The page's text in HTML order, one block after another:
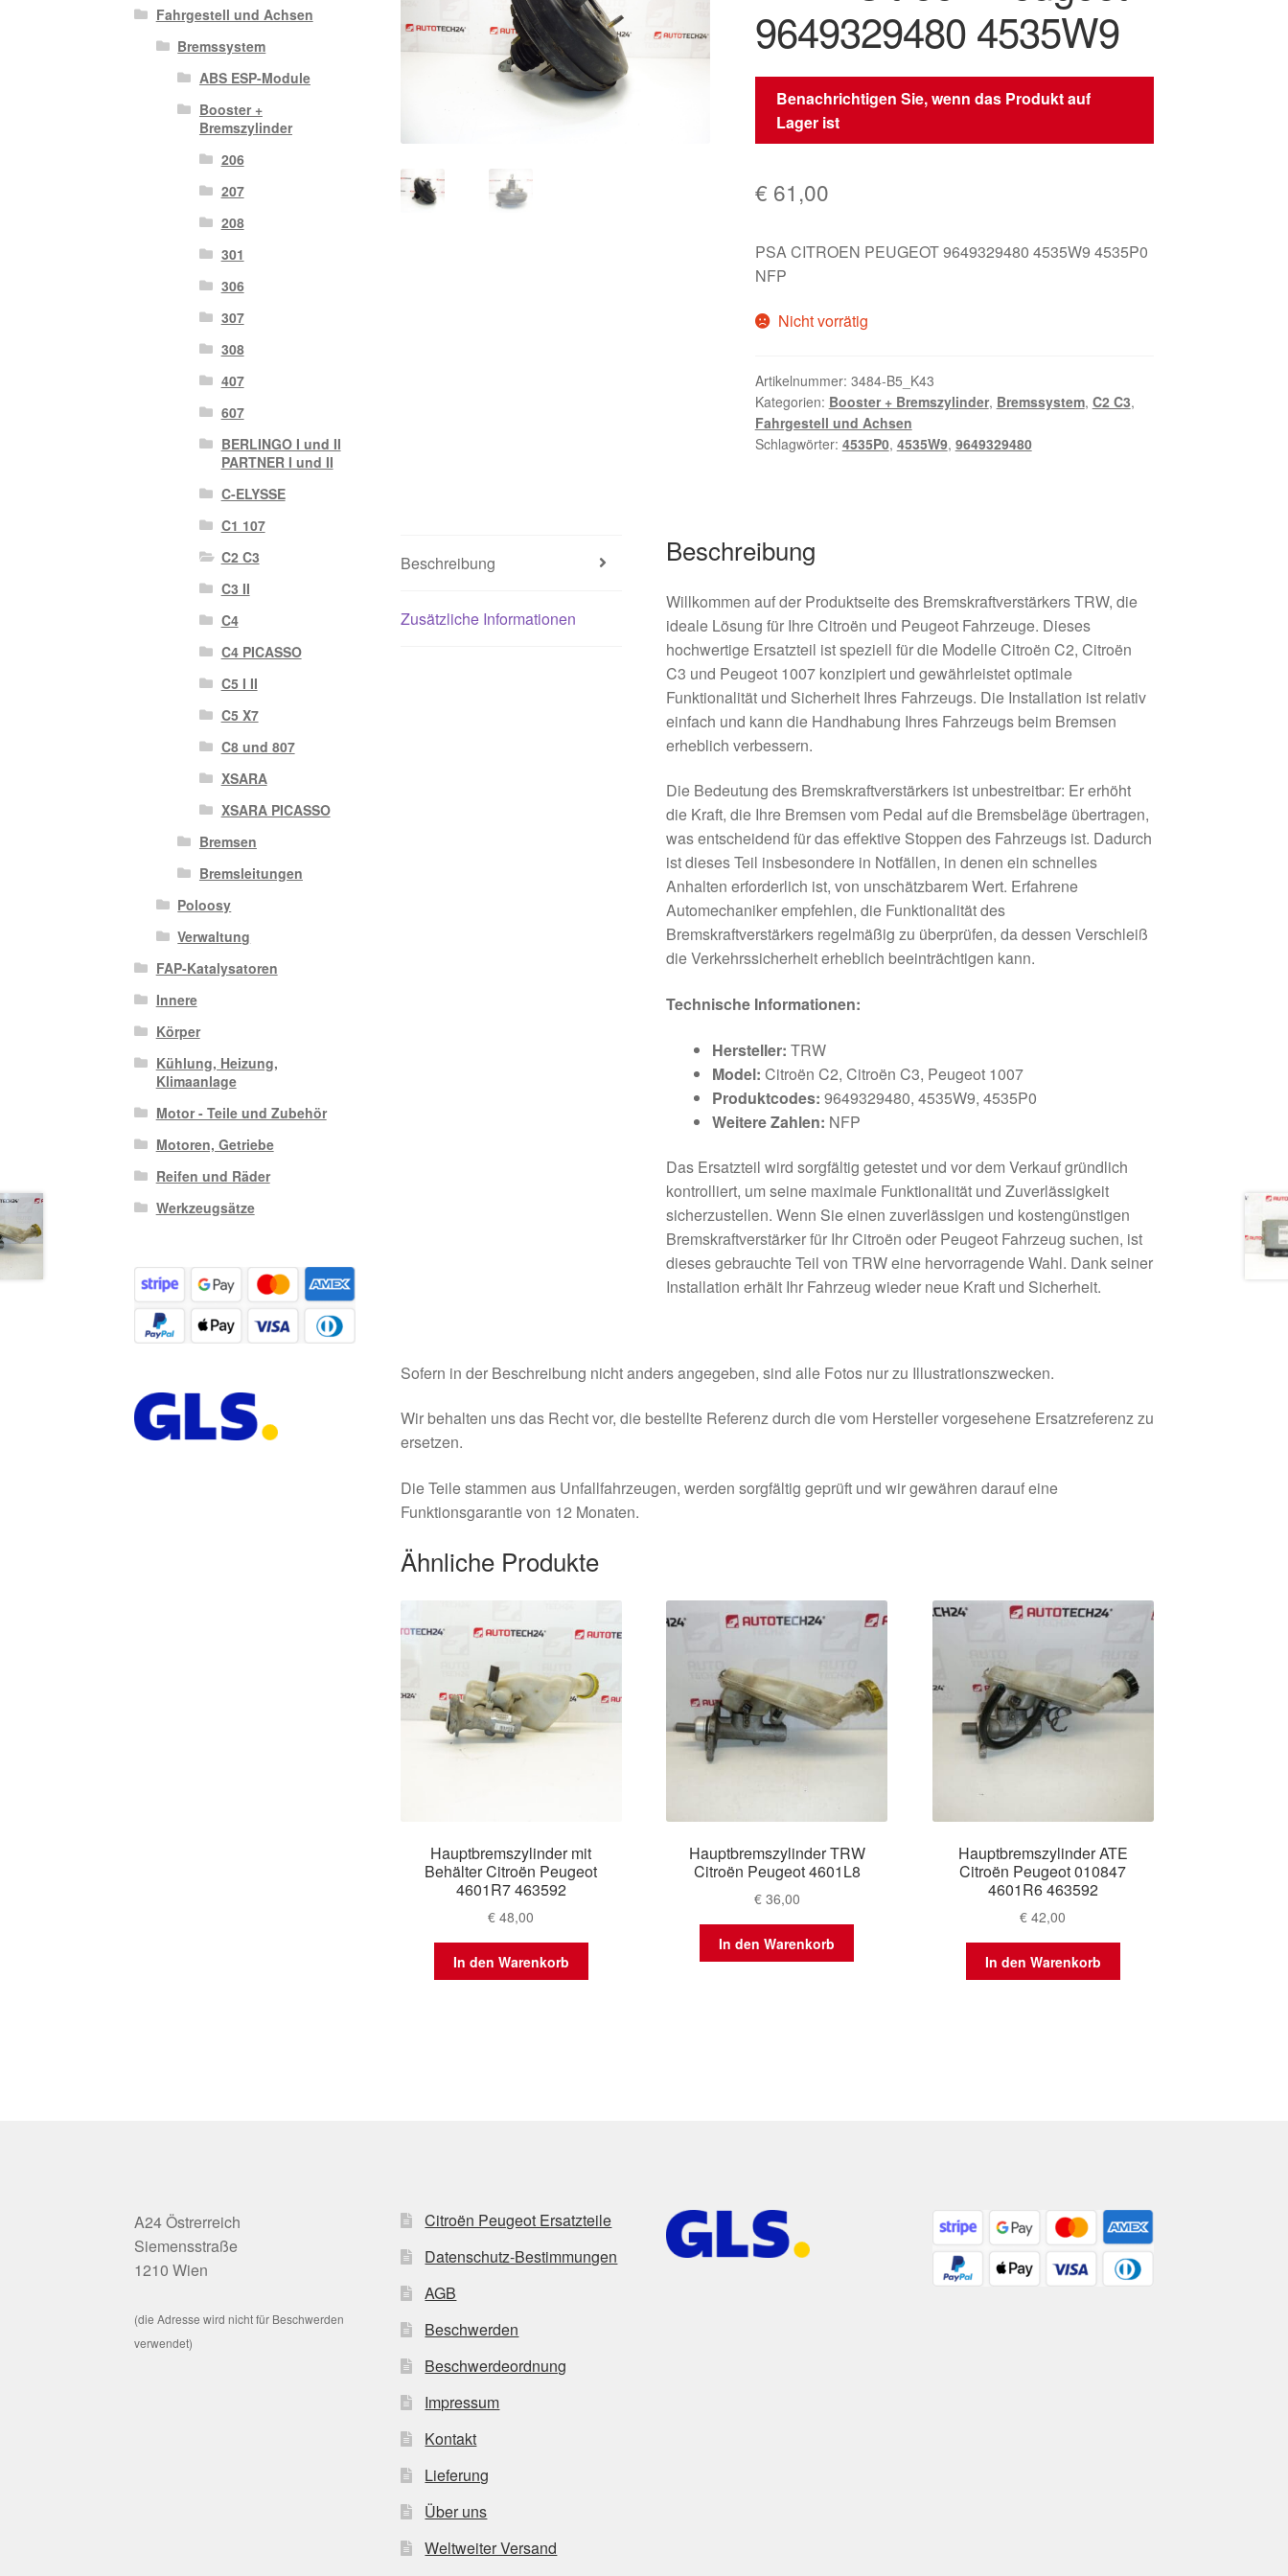
9649329480 4535W9
Benachrichtigen Sie, wenn das Produkt auf
Lager ist
€ 61,00
PSA CITROEN PEUGEOT 9649329480 4535W9 4535P0
NFP
Nicht vorrätig
Artikelnummer: 3484-B5_K43
Kategorien: Booster + Bremszylinder, Bremssystem, C2 C3,
Fahrgestell und Achsen
Schlagwörter: 4535P0, 4535W9, 9649329480
Beschreibung
Zusätzliche Informationen
Beschreibung
Willkommen auf der Produktseite des Bremskraftverstärkers TRW, die
ideale Lösung für Ihre Citroën und Peugeot Fahrzeuge. Dieses
hochwertige Ersatzteil ist speziell für die Modelle Citroën C2, Citroën
C3 und Peugeot 1007 konzipiert und gewährleistet optimale
Funktionalität und Sicherheit Ihres Fahrzeugs. Die Installation ist relativ
einfach und kann die Handhabung Ihres Fahrzeugs beim Bremsen
erheblich verbessern.
Die Bedeutung des Bremskraftverstärkers ist unbestreitbar: Er erhöht
die Kraft, die Ihre Bremsen vom Pedal auf die Bremsbeläge übertragen,
was entscheidend für das effektive Stoppen des Fahrzeugs ist. Dadurch
ist dieses Teil insbesondere in Notfällen, in denen ein schnelles
Anhalten erforderlich ist, von unschätzbarem Wert. Erfahrene
Automechaniker empfehlen, die Funktionalität des
Bremskraftverstärkers regelmäßig zu überprüfen, da dessen Verschleiß
die Verkehrssicherheit erheblich beeinträchtigen kann.
Technische Informationen:
Hersteller: TRW
Model: Citroën C2, Citroën C3, Peugeot 1007
Produktcodes: 9649329480, 4535W9, 4535P0
Weitere Zahlen: NFP
Das Ersatzteil wird sorgfältig getestet und vor dem Verkauf gründlich
kontrolliert, um seine maximale Funktionalität und Zuverlässigkeit
sicherzustellen. Wenn Sie einen zuverlässigen und kostengünstigen
Bremskraftverstärker für Ihr Citroën oder Peugeot Fahrzeug suchen, ist
dieses gebrauchte Teil von TRW eine hervorragende Wahl. Dank seiner
Installation erhält Ihr Fahrzeug wieder neue Kraft und Sicherheit.
Sofern in der Beschreibung nicht anders angegeben, sind alle Fotos nur zu Illustrationszwecken.
Wir behalten uns das Recht vor, die bestellte Referenz durch die vom Hersteller vorgesehene Ersatzreferenz zu
ersetzen.
Die Teile stammen aus Unfallfahrzeugen, werden sorgfältig geprüft und wir gewähren darauf eine
Funktionsgarantie von 12 Monaten.
Ähnliche Produkte
Hauptbremszylinder mit
Behälter Citroën Peugeot
4601R7 463592
€ 48,00
In den Warenkorb
Hauptbremszylinder TRW
Citroën Peugeot 4601L8
€36,00
In den Warenkorb
Hauptbremszylinder ATE
Citroën Peugeot 010847
4601R6 463592
€ 42,00
In den Warenkorb
Fahrgestell und Achsen
Bremssystem
ABS ESP-Module
Booster +
Bremszylinder
206
207
208
301
306
307
308
407
607
BERLINGO I und II
PARTNER I und II
C-ELYSSE
C1 107
C2 C3
C3 II
C4
C4 PICASSO
C5 I II
C5 X7
C8 und 807
XSARA
XSARA PICASSO
Bremsen
Bremsleitungen
Poloosy
Verwaltung
FAP-Katalysatoren
Innere
Körper
Kühlung, Heizung,
Klimaanlage
Motor - Teile und Zubehör
Motoren, Getriebe
Reifen und Räder
Werkzeugsätze
A24 Östrerreich
Siemensstraße
1210 Wien
(die Adresse wird nicht für Beschwerden
verwendet)
Citroën Peugeot Ersatzteile
Datenschutz-Bestimmungen
AGB
Beschwerden
Beschwerdeordnung
Impressum
Kontakt
Lieferung
Über uns
Weltweiter Versand